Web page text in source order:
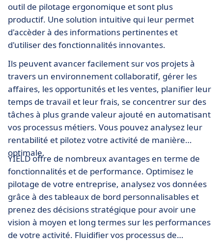
outil de pilotage ergonomique et sont plus
productif. Une solution intuitive qui leur permet
d'accèder à des informations pertinentes et
d'utiliser des fonctionnalités innovantes.
Ils peuvent avancer facilement sur vos projets à
travers un environnement collaboratif, gérer les
affaires, les opportunités et les ventes, planifier leur
temps de travail et leur frais, se concentrer sur des
tâches à plus grande valeur ajouté en automatisant
vos processus métiers. Vous pouvez analysez leur
rentabilité et pilotez votre activité de manière
optimale.
YIELD offre de nombreux avantages en terme de
fonctionnalités et de performance. Optimisez le
pilotage de votre entreprise, analysez vos données
grâce à des tableaux de bord personnalisables et
prenez des décisions stratégique pour avoir une
vision à moyen et long termes sur les performances
de votre activité. Fluidifier vos processus de